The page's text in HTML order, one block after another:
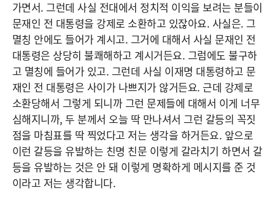
가면서. 그런데 사실 전대에서 정치적 이익을 보려는 분들이
문재인 전 대통령을 강제로 소환하고 있잖아요. 사실은. 그
멸칭 안에도 들어가 계시고. 그거에 대해서 사실 문재인 전
대통령은 상당히 불쾌해하고 계시거든요. 그럼에도 불구하
고 멸칭에 들어가 있고. 그런데 사실 이재명 대통령하고 문
재인 전 대통령은 사이가 나쁘지가 않거든요. 근데 강제로
소환당해서 그렇게 되니까 그런 문제들에 대해서 이게 너무
심해지니까, 두 분께서 오늘 딱 만나셔서 그런 갈등의 꼭짓
점을 마침표를 딱 찍었다고 저는 생각을 하거든요. 앞으로
이런 갈등을 유발하는 친명 친문 이렇게 갈라치기 하면서 갈
등을 유발하는 것은 안 돼 이렇게 명확하게 메시지를 준 것
이라고 저는 생각합니다.